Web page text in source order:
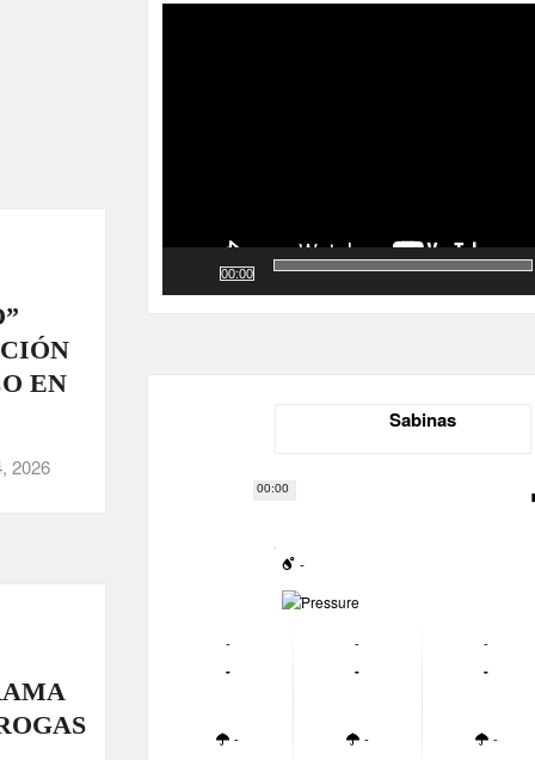
EN
2026
00:00
00:00
Sabinas
-
-
-
-
-
-
-
-
-
-
-